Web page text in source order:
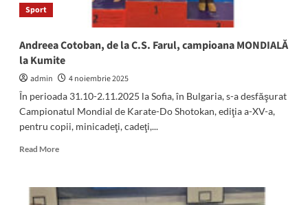
Sport
Andreea Cotoban, de la C.S. Farul, campioana MONDIALĂ
la Kumite
admin
4 noiembrie 2025
În perioada 31.10-2.11.2025 la Sofia, în Bulgaria, s-a desfăşurat
Campionatul Mondial de Karate-Do Shotokan, ediţia a-XV-a,
pentru copii, minicadeţi, cadeţi,...
Read MoreRead
Andreea
Cotoban,